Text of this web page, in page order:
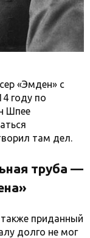
«Эмден» с
году по
Шпее
там дел.
труба —
приданный
долго не мог